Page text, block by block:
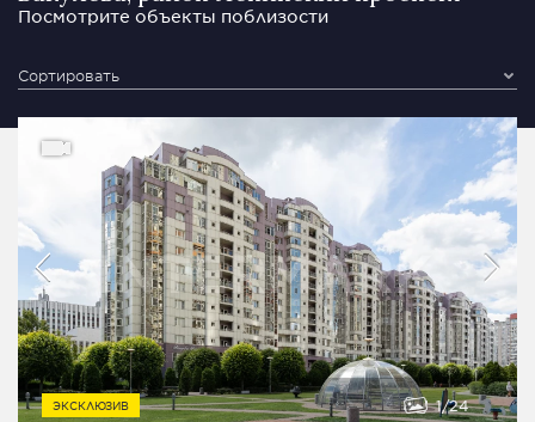
Посмотрите объекты поблизости
Сортировать
ЭКСКЛЮЗИВ 1 24